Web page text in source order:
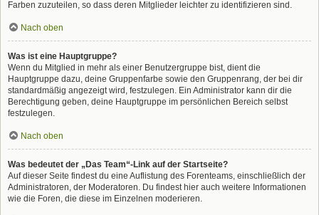
Farben zuzuteilen, so dass deren Mitglieder leichter zu identifizieren sind.
Nach oben
Was ist eine Hauptgruppe?
Wenn du Mitglied in mehr als einer Benutzergruppe bist, dient die
Hauptgruppe dazu, deine Gruppenfarbe sowie den Gruppenrang, der bei dir
standardmäßig angezeigt wird, festzulegen. Ein Administrator kann dir die
Berechtigung geben, deine Hauptgruppe im persönlichen Bereich selbst
festzulegen.
Nach oben
Was bedeutet der „Das Team“-Link auf der Startseite?
Auf dieser Seite findest du eine Auflistung des Forenteams, einschließlich der
Administratoren, der Moderatoren. Du findest hier auch weitere Informationen
wie die Foren, die diese im Einzelnen moderieren.